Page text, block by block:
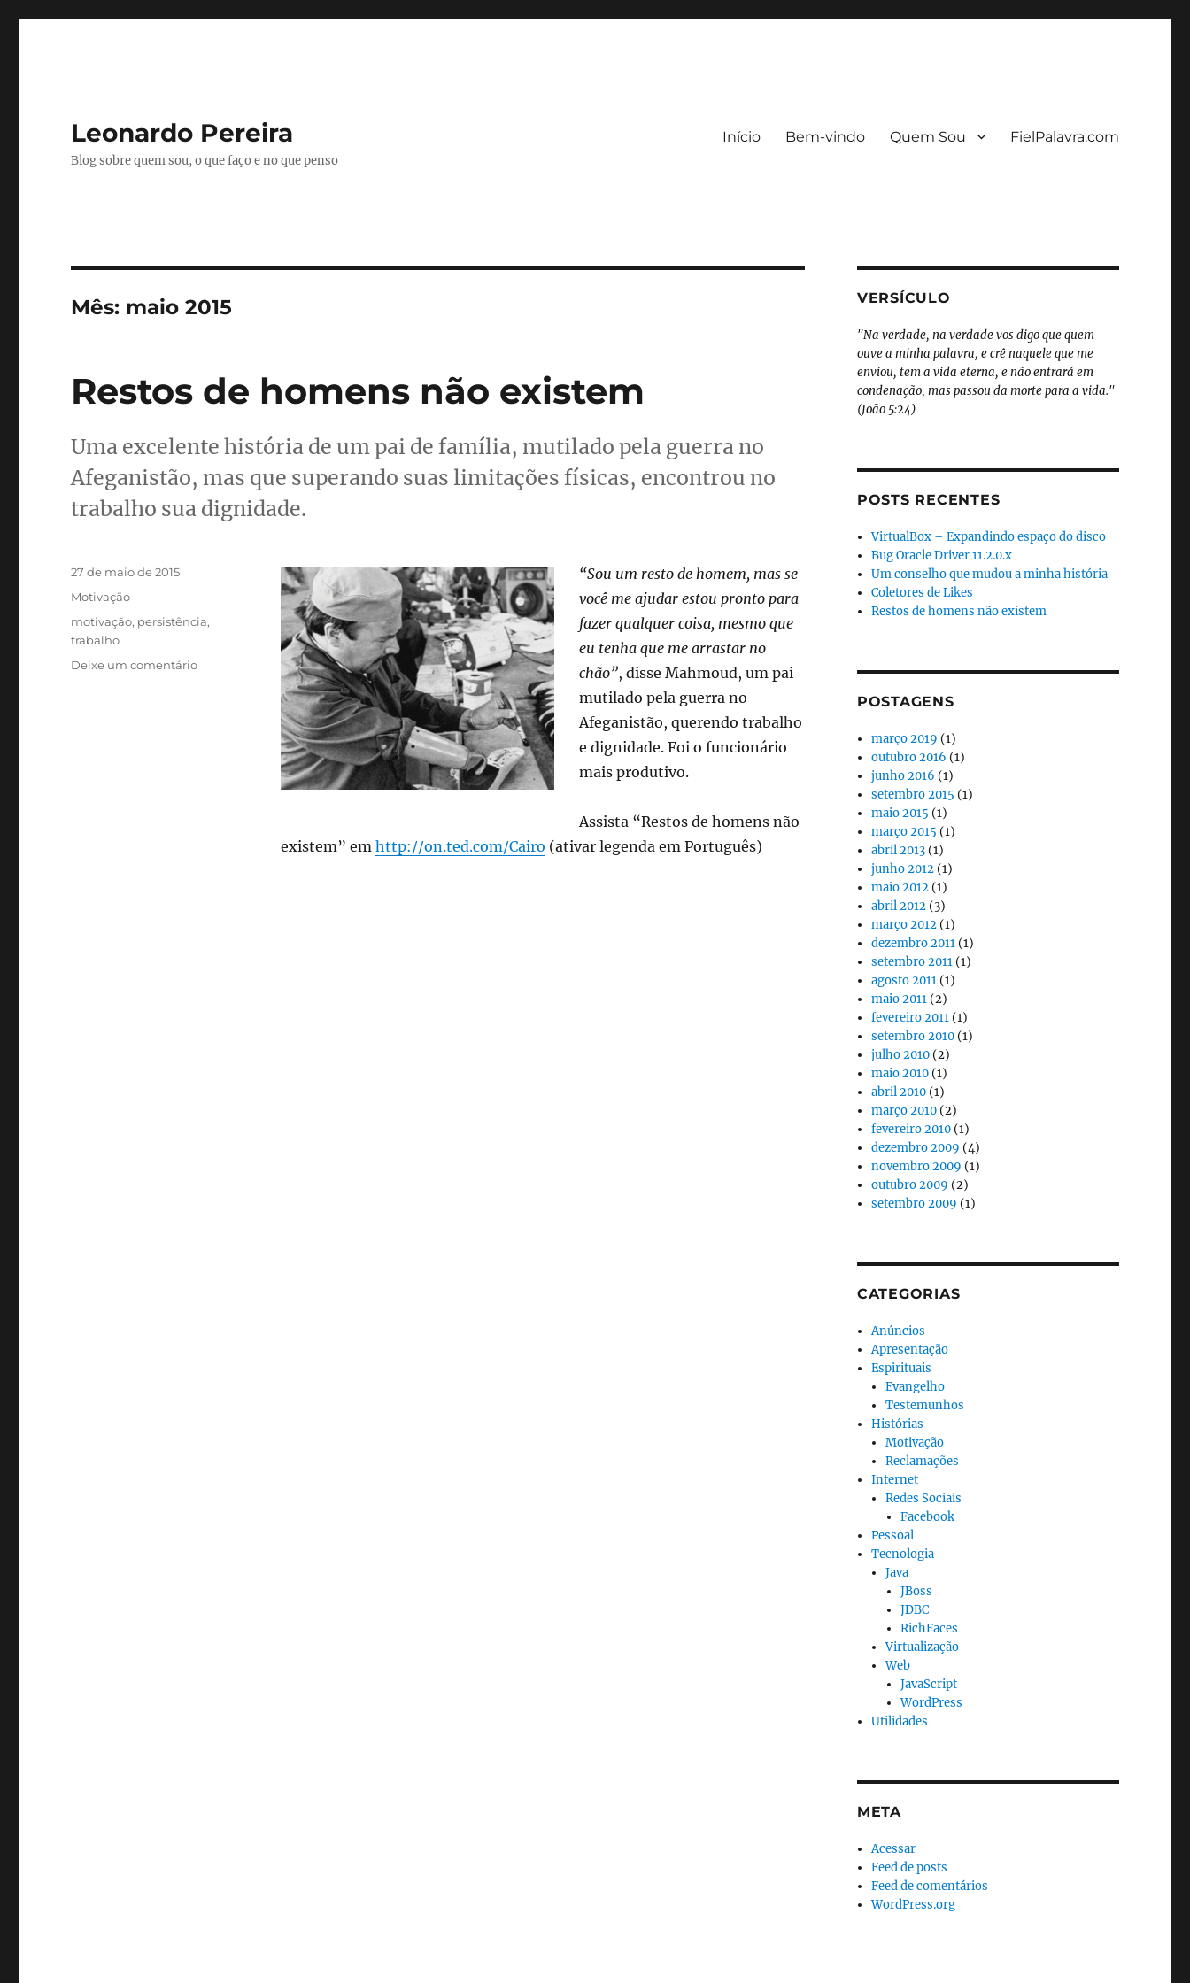
Leonardo Pereira
Blog sobre quem sou, o que faço e no que penso
Início Bem-vindo Quem Sou FielPalavra.com
Mês: maio 2015
Restos de homens não existem
Uma excelente história de um pai de família, mutilado pela guerra no
Afeganistão, mas que superando suas limitações físicas, encontrou no
trabalho sua dignidade.
“Sou um resto de homem, mas se
você me ajudar estou pronto para
fazer qualquer coisa, mesmo que
eu tenha que me arrastar no
chão”, disse Mahmoud, um pai
mutilado pela guerra no
Afeganistão, querendo trabalho
e dignidade. Foi o funcionário
mais produtivo.
Assista “Restos de homens não
existem” em http://on.ted.com/Cairo (ativar legenda em Português)
Publicado
27 de maio de 2015
Categorias
Motivação
Tags
motivação, persistência,
trabalho
Deixe um comentárioem
VERSÍCULO
"Na verdade, na verdade vos digo que quem
ouve a minha palavra, e crê naquele que me
enviou, tem a vida eterna, e não entrará em
condenação, mas passou da morte para a vida."
(João 5:24)
POSTS RECENTES
VirtualBox – Expandindo espaço do disco
Bug Oracle Driver 11.2.0.x
Um conselho que mudou a minha história
Coletores de Likes
Restos de homens não existem
POSTAGENS
março 2019 (1)
outubro 2016 (1)
junho 2016 (1)
setembro 2015 (1)
maio 2015 (1)
março 2015 (1)
abril 2013 (1)
junho 2012 (1)
maio 2012 (1)
abril 2012 (3)
março 2012 (1)
dezembro 2011 (1)
setembro 2011 (1)
agosto 2011 (1)
maio 2011 (2)
fevereiro 2011 (1)
setembro 2010 (1)
julho 2010 (2)
maio 2010 (1)
abril 2010 (1)
março 2010 (2)
fevereiro 2010 (1)
dezembro 2009 (4)
novembro 2009 (1)
outubro 2009 (2)
setembro 2009 (1)
CATEGORIAS
Anúncios
Apresentação
Espirituais
Evangelho
Testemunhos
Histórias
Motivação
Reclamações
Internet
Redes Sociais
Facebook
Pessoal
Tecnologia
Java
JBoss
JDBC
RichFaces
Virtualização
Web
JavaScript
WordPress
Utilidades
META
Acessar
Feed de posts
Feed de comentários
WordPress.org